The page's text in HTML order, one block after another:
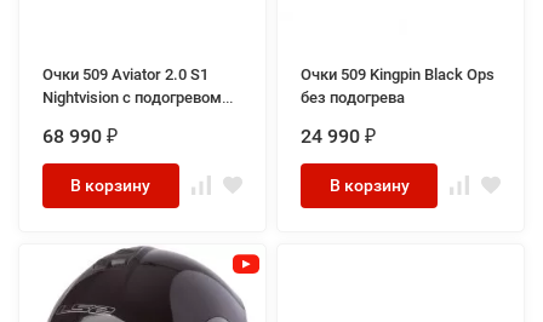
Очки 509 Aviator 2.0 S1
Nightvision с подогревом
68 990 ₽
В корзину
Очки 509 Kingpin Black Ops
без подогрева
24 990 ₽
В корзину